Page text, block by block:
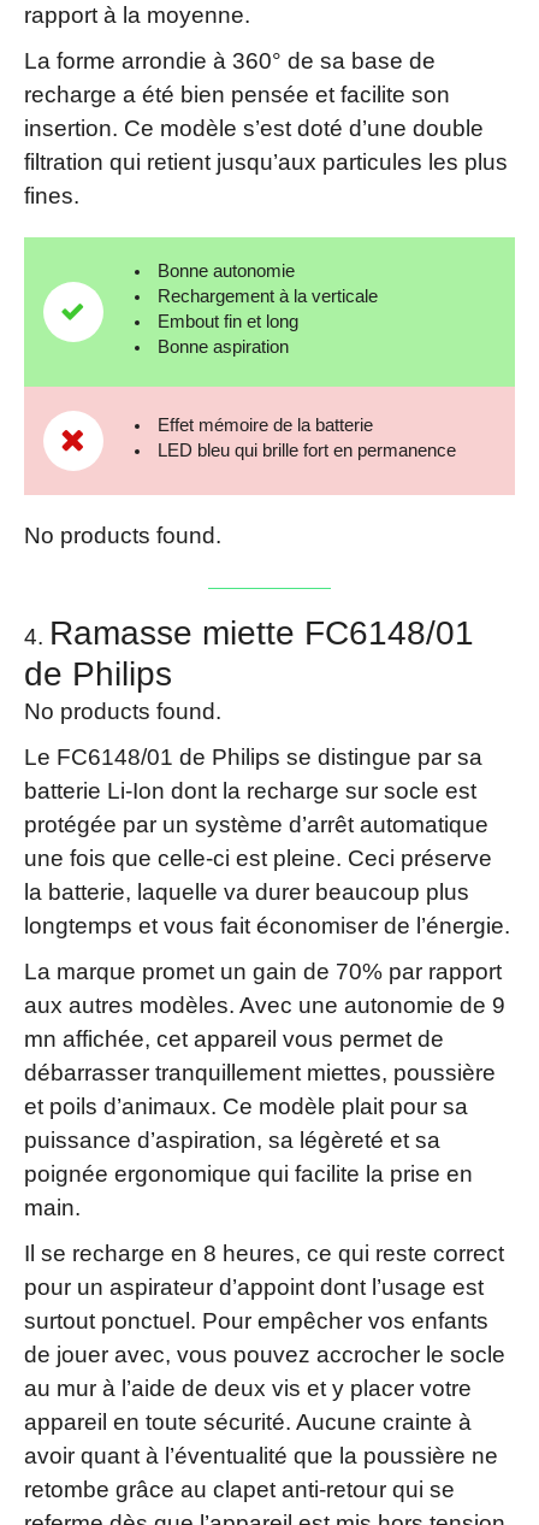
rapport à la moyenne.
La forme arrondie à 360° de sa base de
recharge a été bien pensée et facilite son
insertion. Ce modèle s’est doté d’une double
filtration qui retient jusqu’aux particules les plus
fines.
Bonne autonomie
Rechargement à la verticale
Embout fin et long
Bonne aspiration
Effet mémoire de la batterie
LED bleu qui brille fort en permanence
No products found.
Ramasse miette FC6148/01
de Philips
No products found.
Le FC6148/01 de Philips se distingue par sa
batterie Li-Ion dont la recharge sur socle est
protégée par un système d’arrêt automatique
une fois que celle-ci est pleine. Ceci préserve
la batterie, laquelle va durer beaucoup plus
longtemps et vous fait économiser de l’énergie.
La marque promet un gain de 70% par rapport
aux autres modèles. Avec une autonomie de 9
mn affichée, cet appareil vous permet de
débarrasser tranquillement miettes, poussière
et poils d’animaux. Ce modèle plait pour sa
puissance d’aspiration, sa légèreté et sa
poignée ergonomique qui facilite la prise en
main.
Il se recharge en 8 heures, ce qui reste correct
pour un aspirateur d’appoint dont l’usage est
surtout ponctuel. Pour empêcher vos enfants
de jouer avec, vous pouvez accrocher le socle
au mur à l’aide de deux vis et y placer votre
appareil en toute sécurité. Aucune crainte à
avoir quant à l’éventualité que la poussière ne
retombe grâce au clapet anti-retour qui se